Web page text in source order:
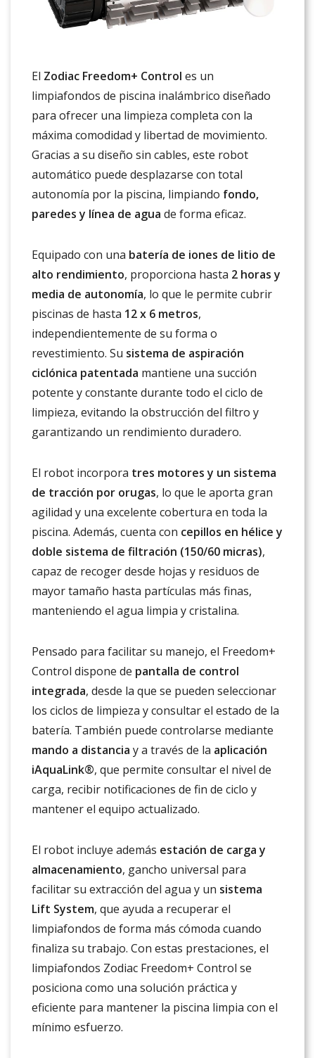
El Zodiac Freedom+ Control es un
limpiafondos de piscina inalámbrico diseñado
para ofrecer una limpieza completa con la
máxima comodidad y libertad de movimiento.
Gracias a su diseño sin cables, este robot
automático puede desplazarse con total
autonomía por la piscina, limpiando fondo,
paredes y línea de agua de forma eficaz.
Equipado con una batería de iones de litio de
alto rendimiento, proporciona hasta 2 horas y
media de autonomía, lo que le permite cubrir
piscinas de hasta 12 x 6 metros,
independientemente de su forma o
revestimiento. Su sistema de aspiración
ciclónica patentada mantiene una succión
potente y constante durante todo el ciclo de
limpieza, evitando la obstrucción del filtro y
garantizando un rendimiento duradero.
El robot incorpora tres motores y un sistema
de tracción por orugas, lo que le aporta gran
agilidad y una excelente cobertura en toda la
piscina. Además, cuenta con cepillos en hélice y
doble sistema de filtración (150/60 micras),
capaz de recoger desde hojas y residuos de
mayor tamaño hasta partículas más finas,
manteniendo el agua limpia y cristalina.
Pensado para facilitar su manejo, el Freedom+
Control dispone de pantalla de control
integrada, desde la que se pueden seleccionar
los ciclos de limpieza y consultar el estado de la
batería. También puede controlarse mediante
mando a distancia y a través de la aplicación
iAquaLink®, que permite consultar el nivel de
carga, recibir notificaciones de fin de ciclo y
mantener el equipo actualizado.
El robot incluye además estación de carga y
almacenamiento, gancho universal para
facilitar su extracción del agua y un sistema
Lift System, que ayuda a recuperar el
limpiafondos de forma más cómoda cuando
finaliza su trabajo. Con estas prestaciones, el
limpiafondos Zodiac Freedom+ Control se
posiciona como una solución práctica y
eficiente para mantener la piscina limpia con el
mínimo esfuerzo.